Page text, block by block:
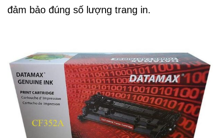
đảm bảo đúng số lượng trang in.